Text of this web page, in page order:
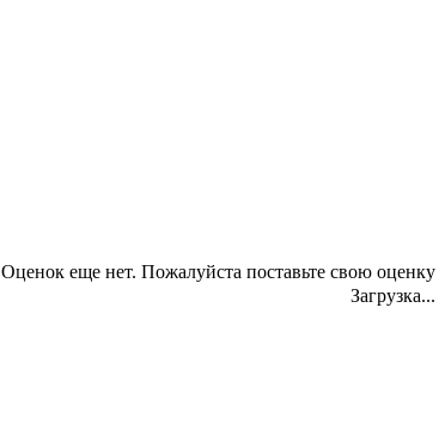
Оценок еще нет. Пожалуйста поставьте свою оценку
Загрузка...